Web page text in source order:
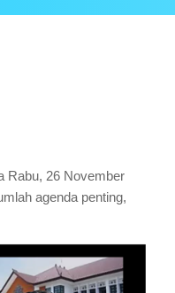
Rabu, 26 November
agenda penting,